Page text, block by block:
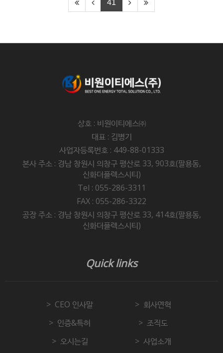
41
상호 : 비원이티에스㈜
대표 : 김병기
사업자등록번호 : 449-88-01333
본사 주소 : 경남 창원시 의창구 평산로 33, 903호(팔용동,
신화더플렉스시티)
Tel : 055-286-3311
FAX : 055-286-3322
공장 주소 : 경남 창원시 의창구 평산로 33, 414호(팔용동,
신화더플렉스시티)
Quick links
CEO 인사말
회사연혁
인증&특허
조직도
오시는길
사업소개